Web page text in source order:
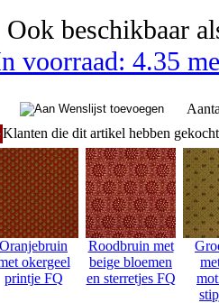
Ook beschikbaar
voorraad: 4.35
Klanten die dit artikel hebben
Oranjebruin
okergeel
printje FQ
Roodbruin met
beige bloemen
en sterretjes FQ